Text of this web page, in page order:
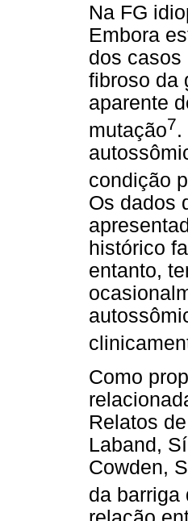
Na FG
Embora
dos casos
fibroso da
aparente
mutação7.
condição
Os dados
histórico
entanto,
Como
Relatos
Laband,
Cowden,
da barriga